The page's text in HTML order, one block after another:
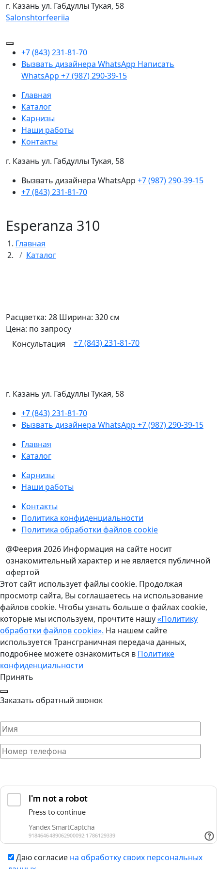
г. Казань ул. Габдуллы Тукая, 58
Salonshtorfeeriia
+7 (843) 231-81-70
Вызвать дизайнера WhatsApp Написать
WhatsApp +7 (987) 290-39-15
Главная
Каталог
Карнизы
Наши работы
Контакты
г. Казань ул. Габдуллы Тукая, 58
Вызвать дизайнера WhatsApp +7 (987) 290-39-15
+7 (843) 231-81-70
Esperanza 310
Главная
Каталог
Расцветка: 28 Ширина: 320 см
Цена: по запросу
Консультация
+7 (843) 231-81-70
г. Казань ул. Габдуллы Тукая, 58
+7 (843) 231-81-70
Вызвать дизайнера WhatsApp +7 (987) 290-39-15
Главная
Каталог
Карнизы
Наши работы
Контакты
Политика конфиденциальности
Политика обработки файлов cookie
@Феерия 2026 Информация на сайте носит
ознакомительный характер и не является публичной
офертой
Этот сайт использует файлы cookie. Продолжая
просмотр сайта, Вы соглашаетесь на использование
файлов cookie. Чтобы узнать больше о файлах cookie,
которые мы используем, прочтите нашу«Политику
обработки файлов cookie». На нашем сайте
используется Трансграничная передача данных,
подробнее можете ознакомиться в Политике
конфиденциальности
Принять
Заказать обратный звонок
Даю согласие на обработку своих персональных